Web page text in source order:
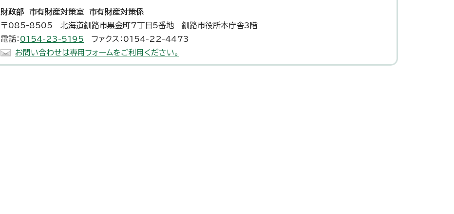
財政部 市有財産対策室 市有財産対策係
〒085-8505 北海道釧路市黒金町7丁目5番地 釧路市役所本庁舎3階
電話： 0154-23-5195 ファクス：0154-22-4473
お問い合わせは専用フォームをご利用ください。